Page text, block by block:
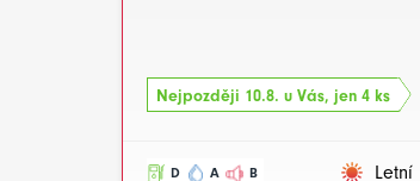
Nejpozději 10.8. u Vás, jen 4 ks
D A B Letní